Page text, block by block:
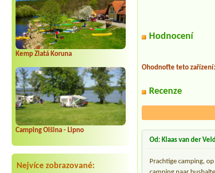
Kemp Zlatá Koruna
Camping Olšina - Lipno
Nejvíce zobrazované:
Hodnocení
Ohodnoťte teto zařízení:
Recenze
Od: Klaas van der
Prachtige camping,